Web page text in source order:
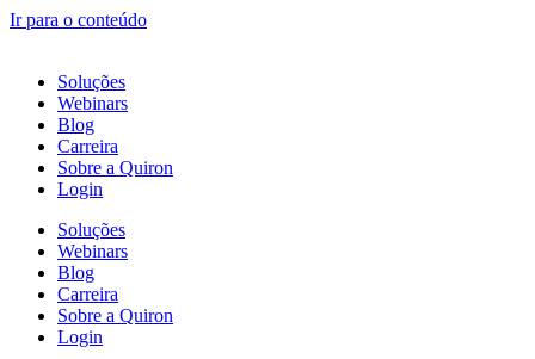
Ir para o conteúdo
Soluções
Webinars
Blog
Carreira
Sobre a Quiron
Login
Soluções
Webinars
Blog
Carreira
Sobre a Quiron
Login